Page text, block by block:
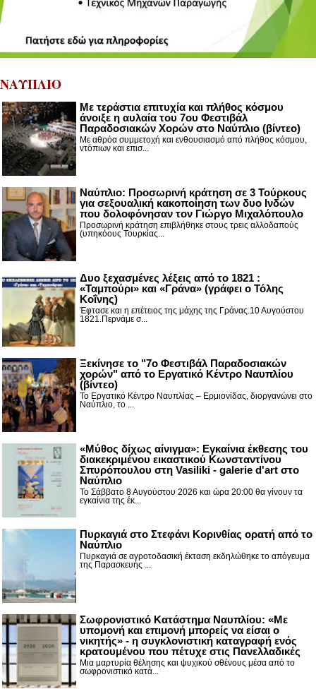
ΝΑΥΠΛΙΟ
Με τεράστια επιτυχία και πλήθος κόσμου
άνοιξε η αυλαία του 7ου Φεστιβάλ
Παραδοσιακών Χορών στο Ναύπλιο (βίντεο)
Με αθρόα συμμετοχή και ενθουσιασμό από πλήθος κόσμου,
ντόπιων και επισ...
Ναύπλιο: Προσωρινή κράτηση σε 3 Τούρκους
για σεξουαλική κακοποίηση των δυο Ινδών
που δολοφόνησαν τον Γιώργο Μιχαλόπουλο
Προσωρινή κράτηση επιβλήθηκε στους τρεις αλλοδαπούς
(υπηκόους Τουρκίας...
Δυο ξεχασμένες λέξεις από το 1821 :
«Ταμπούρι» και «Γράνα» (γράφει ο Τόλης
Κοΐνης)
Έφτασε και η επέτειος της μάχης της Γράνας.10 Αυγούστου
1821.Περνάμε σ...
Ξεκίνησε το "7ο Φεστιβάλ Παραδοσιακών
χορών" από το Εργατικό Κέντρο Ναυπλίου
(βίντεο)
Το Εργατικό Κέντρο Ναυπλίας – Ερμιονίδας, διοργανώνει στο
Ναύπλιο, το ...
«Μύθος δίχως αίνιγμα»: Εγκαίνια έκθεσης του
διακεκριμένου εικαστικού Κωνσταντίνου
Σπυρόπουλου στη Vasiliki - galerie d'art στο
Ναύπλιο
Το Σάββατο 8 Αυγούστου 2026 και ώρα 20:00 θα γίνουν τα
εγκαίνια της έκ...
Πυρκαγιά στο Στεφάνι Κορινθίας ορατή από το
Ναύπλιο
Πυρκαγιά σε αγροτοδασική έκταση εκδηλώθηκε το απόγευμα
της Παρασκευής ...
Σωφρονιστικό Κατάστημα Ναυπλίου: «Με
υπομονή και επιμονή μπορείς να είσαι ο
νικητής» - η συγκλονιστική καταγραφή ενός
κρατουμένου που πέτυχε στις Πανελλαδικές
Μια μαρτυρία θέλησης και ψυχικού σθένους μέσα από το
σωφρονιστικό κατά...